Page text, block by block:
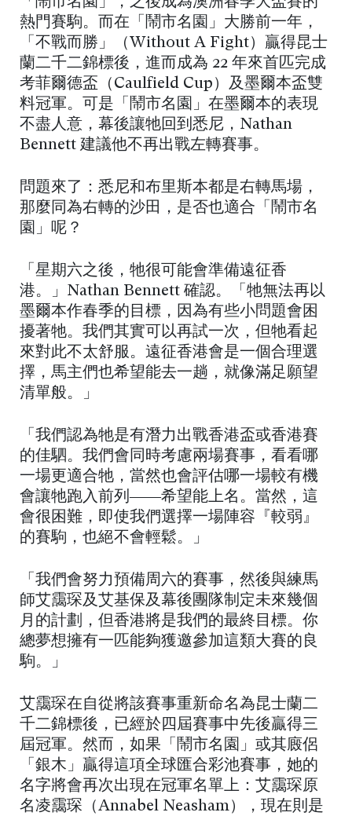
熱門賽駒。而在「鬧市名園」大勝前一年，
「不戰而勝」（Without A Fight）贏得昆士
蘭二千二錦標後，進而成為 22 年來首匹完成
考菲爾德盃（Caulfield Cup）及墨爾本盃雙
料冠軍。可是「鬧市名園」在墨爾本的表現
不盡人意，幕後讓牠回到悉尼，Nathan
Bennett 建議他不再出戰左轉賽事。
問題來了：悉尼和布里斯本都是右轉馬場，
那麼同為右轉的沙田，是否也適合「鬧市名
園」呢？
「星期六之後，牠很可能會準備遠征香
港。」Nathan Bennett 確認。「牠無法再以
墨爾本作春季的目標，因為有些小問題會困
擾著牠。我們其實可以再試一次，但牠看起
來對此不太舒服。遠征香港會是一個合理選
擇，馬主們也希望能去一趟，就像滿足願望
清單般。」
「我們認為牠是有潛力出戰香港盃或香港賽
的佳駟。我們會同時考慮兩場賽事，看看哪
一場更適合牠，當然也會評估哪一場較有機
會讓牠跑入前列——希望能上名。當然，這
會很困難，即使我們選擇一場陣容『較弱』
的賽駒，也絕不會輕鬆。」
「我們會努力預備周六的賽事，然後與練馬
師艾靄琛及艾基保及幕後團隊制定未來幾個
月的計劃，但香港將是我們的最終目標。你
總夢想擁有一匹能夠獲邀參加這類大賽的良
駒。」
艾靄琛在自從將該賽事重新命名為昆士蘭二
千二錦標後，已經於四屆賽事中先後贏得三
屆冠軍。然而，如果「鬧市名園」或其廄侶
「銀木」贏得這項全球匯合彩池賽事，她的
名字將會再次出現在冠軍名單上：艾靄琛原
名凌靄琛（Annabel Neasham），現在則是